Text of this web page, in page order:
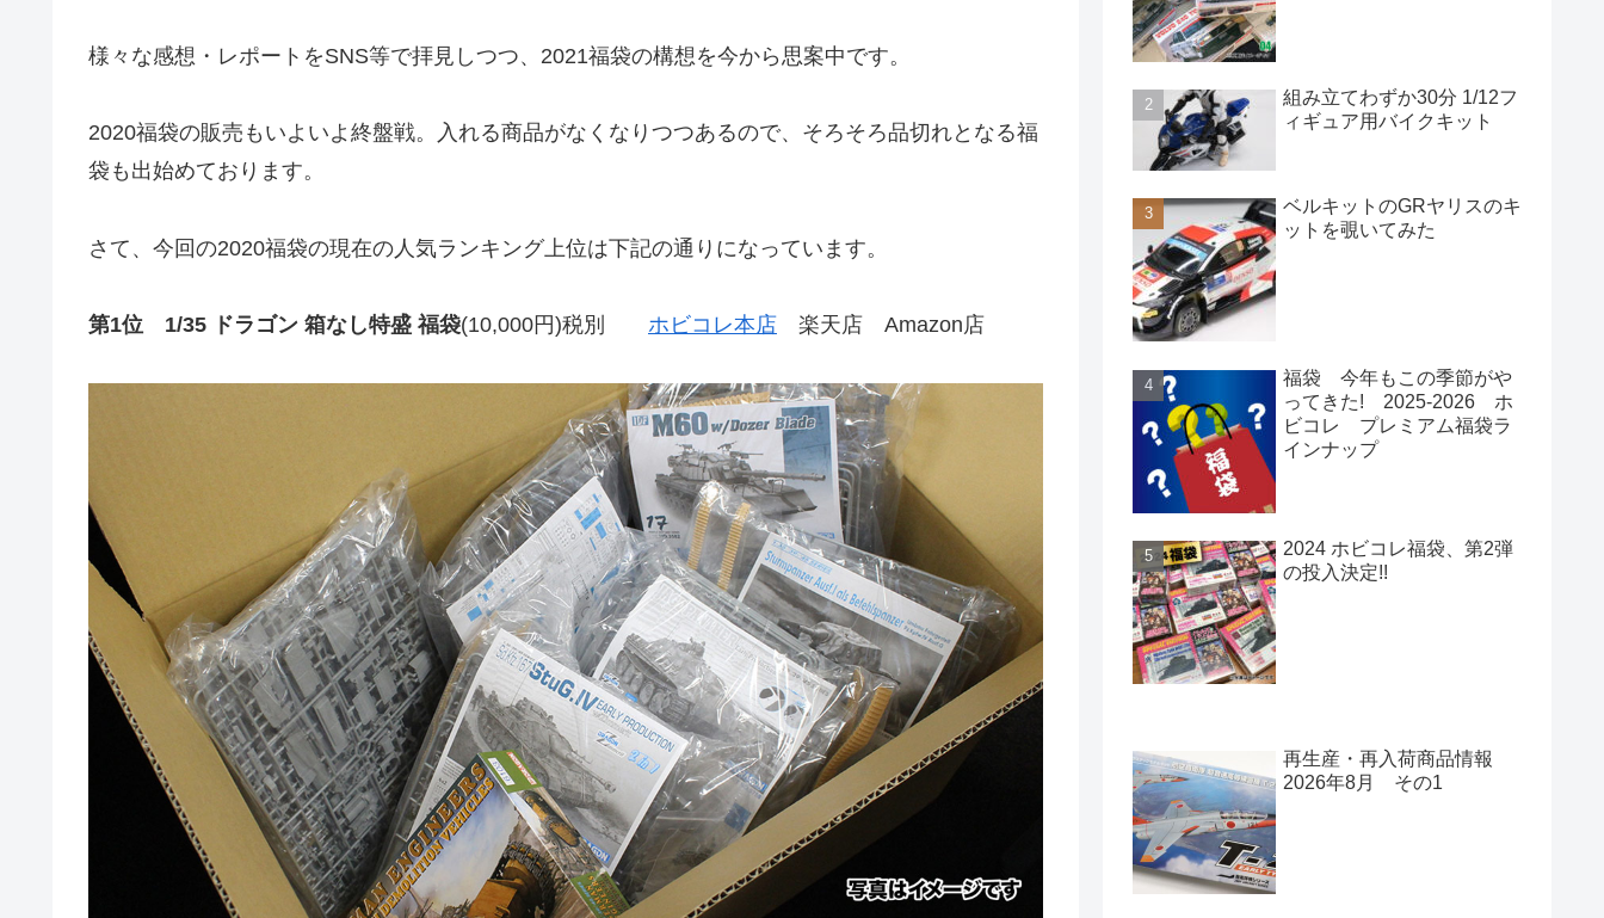
様々な感想・レポートをSNS等で拝見しつつ、2021福袋の構想を今から思案中です。
2020福袋の販売もいよいよ終盤戦。入れる商品がなくなりつつあるので、そろそろ品切れとなる福
袋も出始めております。
さて、今回の2020福袋の現在の人気ランキング上位は下記の通りになっています。
第1位 1/35 ドラゴン 箱なし特盛 福袋(10,000円)税別 ホビコレ本店 楽天店 Amazon店
組み立てわずか30分 1/12フ
ィギュア用バイクキット
ベルキットのGRヤリスのキ
ットを覗いてみた
福袋 今年もこの季節がや
ってきた! 2025-2026 ホ
ビコレ プレミアム福袋ラ
インナップ
2024 ホビコレ福袋、第2弾
の投入決定!!
再生産・再入荷商品情報
2026年8月 その1